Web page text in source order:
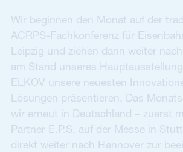
Wir beginnen den Monat auf der
ACRPS-Fachkonferenz für
Leipzig und ziehen dann weiter
am Stand unseres
ELKOV unsere neuesten
Lösungen präsentieren. Das
wir erneut in Deutschland – zuerst
Partner E.P.S. auf der Messe in
direkt weiter nach Hannover zur